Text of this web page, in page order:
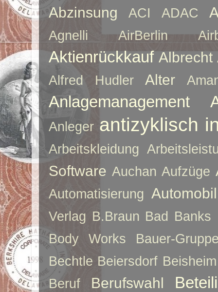
Abzinsung ACI ADAC
Agnelli AirBerlin
Aktienrückkauf Albrecht
Alfred Hudler Alter
Anlagemanagement
Anleger antizyklisch
Arbeitskleidung
Software Auchan Aufzüge
Automatisierung
Verlag B.Braun Bad Banks
Body Works
Bauer-
Bechtle Beiersdorf Beisheim
Beruf
Berufswahl